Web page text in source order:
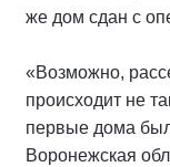
же дом сдан с
«Возможно,
происходит не
первые дома
Воронежская